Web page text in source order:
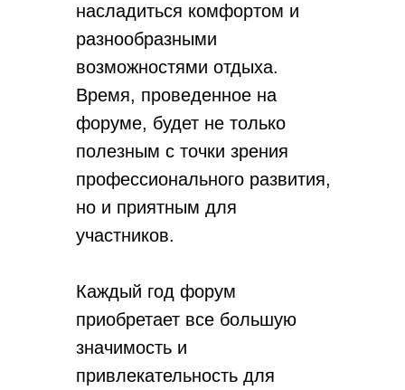
насладиться комфортом и
разнообразными
возможностями отдыха.
Время, проведенное на
форуме, будет не только
полезным с точки зрения
профессионального развития,
но и приятным для
участников.
Каждый год форум
приобретает все большую
значимость и
привлекательность для